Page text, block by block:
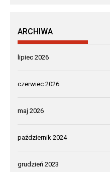
ARCHIWA
lipiec 2026
czerwiec 2026
maj 2026
październik 2024
grudzień 2023